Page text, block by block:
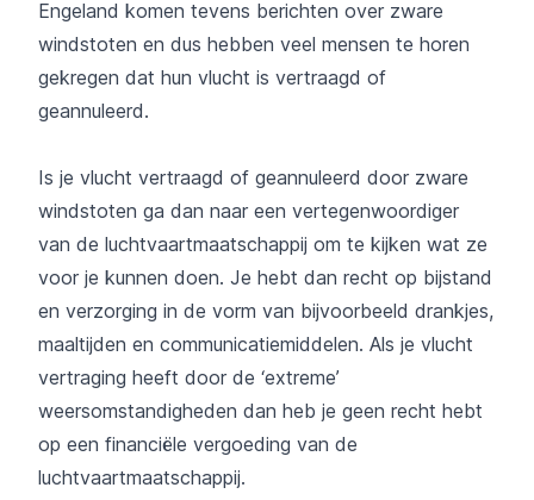
Engeland komen tevens berichten over zware
windstoten en dus hebben veel mensen te horen
gekregen dat hun vlucht is vertraagd of
geannuleerd.
Is je vlucht vertraagd of geannuleerd door zware
windstoten ga dan naar een vertegenwoordiger
van de luchtvaartmaatschappij om te kijken wat ze
voor je kunnen doen. Je hebt dan recht op bijstand
en verzorging in de vorm van bijvoorbeeld drankjes,
maaltijden en communicatiemiddelen. Als je vlucht
vertraging heeft door de ‘extreme’
weersomstandigheden dan heb je geen recht hebt
op een financiële vergoeding van de
luchtvaartmaatschappij.